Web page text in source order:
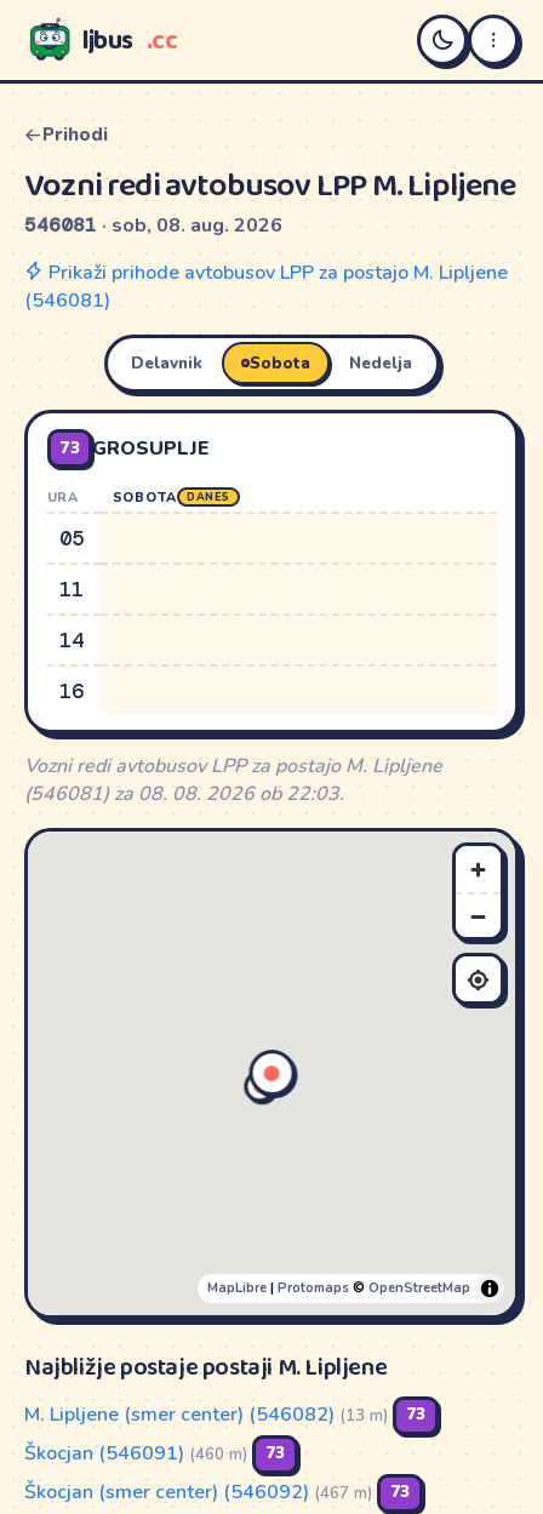
LJBUS ljbus .cc
Prihodi
Vozni redi avtobusov LPP M. Lipljene
546081 · sob, 08. aug. 2026
Prikaži prihode avtobusov LPP za postajo M. Lipljene
(546081)
Delavnik Sobota Nedelja
73 GROSUPLJE
URA SOBOTA DANES
05
11
14
16
Vozni redi avtobusov LPP za postajo M. Lipljene
(546081) za 08. 08. 2026 ob 22:03.
MapLibre| Protomaps© OpenStreetMap
Najbližje postaje postaji M. Lipljene
M. Lipljene (smer center) (546082) (13 m) 73
Škocjan (546091) (460 m) 73
Škocjan (smer center) (546092) (467 m) 73